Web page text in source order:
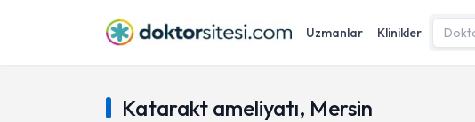
Uzmanlar Klinikler
Katarakt ameliyatı, Mersin